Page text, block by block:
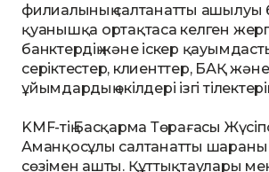
филиалының салтанатты
қуанышқа ортақтаса келген
банктердің және іскер
серіктестер, клиенттер, БАҚ
ұйымдардың өкілдері ізгі
KMF-тің Басқарма Төрағасы
Аманқосұлы салтанатты шараны
сөзімен ашты. Құттықтаулары